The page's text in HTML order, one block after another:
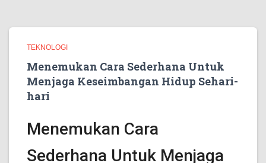
TEKNOLOGI
Menemukan Cara Sederhana Untuk
Menjaga Keseimbangan Hidup Sehari-
hari
Menemukan Cara
Sederhana Untuk Menjaga